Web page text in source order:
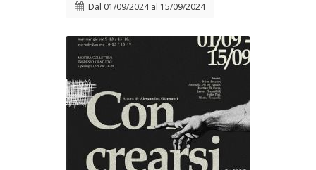
Dal 01/09/2024al 15/09/2024